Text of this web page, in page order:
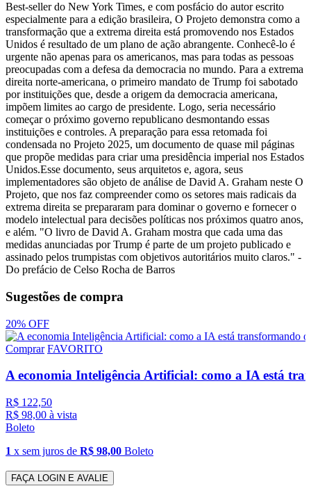
Best-seller do New York Times, e com posfácio do autor escrito
especialmente para a edição brasileira, O Projeto demonstra como a
transformação que a extrema direita está promovendo nos Estados
Unidos é resultado de um plano de ação abrangente. Conhecê-lo é
urgente não apenas para os americanos, mas para todas as pessoas
preocupadas com a defesa da democracia no mundo. Para a extrema
direita norte-americana, o primeiro mandato de Trump foi sabotado
por instituições que, desde a origem da democracia americana,
impõem limites ao cargo de presidente. Logo, seria necessário
começar o próximo governo republicano desmontando essas
instituições e controles. A preparação para essa retomada foi
condensada no Projeto 2025, um documento de quase mil páginas
que propõe medidas para criar uma presidência imperial nos Estados
Unidos.Esse documento, seus arquitetos e, agora, seus
implementadores são objeto de análise de David A. Graham neste O
Projeto, que nos faz compreender como os setores mais radicais da
extrema direita se prepararam para dominar o governo e fornecer o
modelo intelectual para decisões políticas nos próximos quatro anos,
e além. "O livro de David A. Graham mostra que cada uma das
medidas anunciadas por Trump é parte de um projeto publicado e
assinado pelos trumpistas com objetivos autoritários muito claros." -
Do prefácio de Celso Rocha de Barros
Sugestões de compra
20% OFF
Comprar FAVORITO
A economia Inteligência Artificial: como a IA está
R$ 122,50
R$ 98,00 à vista
Boleto
1 x sem juros de R$ 98,00 Boleto
VER DETALHES
Comprar FAVORITO
FAÇA LOGIN E AVALIE